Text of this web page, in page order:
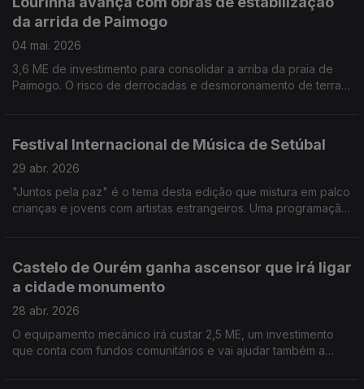
da arrida de Paimogo
04 mai. 2026
3,6 ME de investimento para consolidar a arriba da praia de
Paimogo. O risco de derrocadas e desmoronamento de terras
Festival Internacional de Música de Setúbal
29 abr. 2026
"Juntos pela paz" é o tema desta edição que mistura em palco
crianças e jovens com artistas estrangeiros. Uma programação
Castelo de Ourém ganha ascensor que irá ligar
a cidade monumento
28 abr. 2026
O equipamento mecânico irá custar 2,5 ME, um investimento
que conta com fundos comunitários e vai ajudar também a